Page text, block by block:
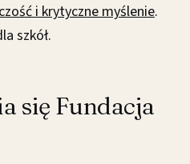
i krytyczne myślenie.
szkół.
się Fundacja